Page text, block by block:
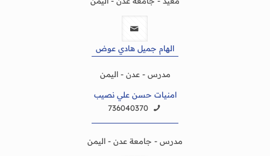
الهام جميل هادي عوض
مدرس - عدن - اليمن
امنيات حسن علي نصيب
736040370
مدرس - جامعة عدن - اليمن